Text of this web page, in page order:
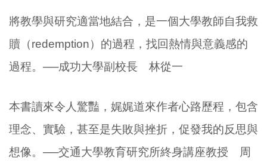
將教學與研究適當地結合，是一個大學教師自我救
贖（redemption）的過程，找回熱情與意義感的
過程。──成功大學副校長 林從一
本書讀來令人驚豔，娓娓道來作者心路歷程，包含
理念、實驗，甚至是失敗與挫折，促發我的反思與
想像。──交通大學教育研究所終身講座教授 周